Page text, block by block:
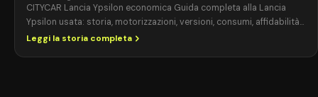
CITYCAR Lancia Ypsilon economica Guida completa alla Lancia
Ypsilon usata: storia, motorizzazioni, versioni, consumi, affidabilità
e consigli per l’acquisto. La Lancia Ypsilon è una delle citycar
Leggi la storia completa